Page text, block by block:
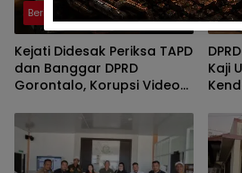
Berita
Kejati Didesak Periksa TAPD
dan Banggar DPRD
Gorontalo, Korupsi Video
Deprov
Kaji